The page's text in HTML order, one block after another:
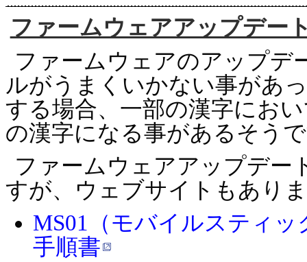
ファームウェアアップデー
ファームウェアのアップデ
ルがうまくいかない事があ
する場合、一部の漢字にお
の漢字になる事があるそう
ファームウェアアップデー
すが、ウェブサイトもあり
MS01（モバイルスティ
手順書